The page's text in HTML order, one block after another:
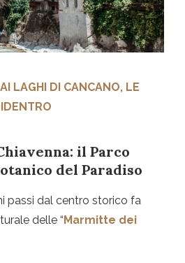
LAGHI DI CANCANO, LE
il Parco
del Paradiso
passi dal centro storico fa
delle “Marmitte dei